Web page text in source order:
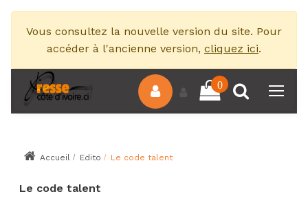
Vous consultez la nouvelle version du site. Pour
accéder à l'ancienne version, cliquez ici.
0
Accueil Edito Le code talent
Le code talent